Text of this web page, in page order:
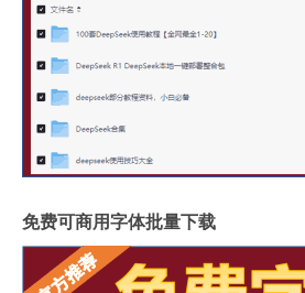
免费可商用字体批量下载